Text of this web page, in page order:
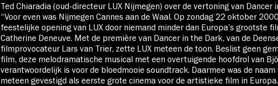
Ted Chiaradia (oud-directeur LUX Nijmegen) over de vertoning van Dancer
“Voor even was Nijmegen Cannes aan de Waal. Op zondag 22 oktober
feestelijke opening van LUX door niemand minder dan Europa’s grootste
Catherine Deneuve. Met de première van Dancer in the Dark, van de
filmprovocateur Lars van Trier, zette LUX meteen de toon. Beslist geen
film, deze melodramatische musical met een overtuigende hoofdrol van
verantwoordelijk is voor de bloedmooie soundtrack. Daarmee was de naam
meteen gevestigd als eerste grote cinema voor de artistieke film in